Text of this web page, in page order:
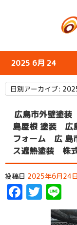
2025 6月 24
日別アーカイブ:
広島市外壁塗
島屋根 塗装 広
フォーム 広 島
ス遮熱塗装 株
投稿日 2025年6月24日